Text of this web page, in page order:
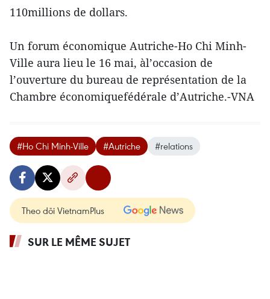
110millions de dollars.
Un forum économique Autriche-Ho Chi Minh-
Ville aura lieu le 16 mai, àl’occasion de
l’ouverture du bureau de représentation de la
Chambre économiquefédérale d’Autriche.-VNA
#Ho Chi Minh-Ville #Autriche #relations
Theo dõi VietnamPlus
SUR LE MÊME SUJET